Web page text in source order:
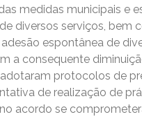
medidas municipais e
diversos serviços, bem
espontânea de
a consequente
protocolos de
de realização de
acordo se